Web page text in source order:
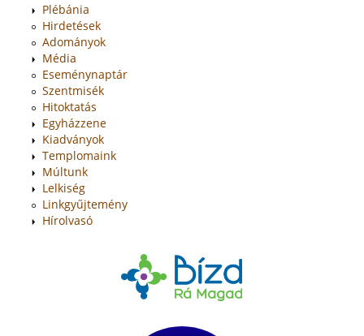
Plébánia
Hirdetések
Adományok
Média
Eseménynaptár
Szentmisék
Hitoktatás
Egyházzene
Kiadványok
Templomaink
Múltunk
Lelkiség
Linkgyűjtemény
Hírolvasó